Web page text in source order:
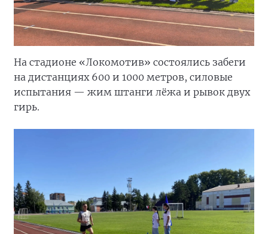
На стадионе «Локомотив» состоялись забеги
на дистанциях 600 и 1000 метров, силовые
испытания — жим штанги лёжа и рывок двух
гирь.